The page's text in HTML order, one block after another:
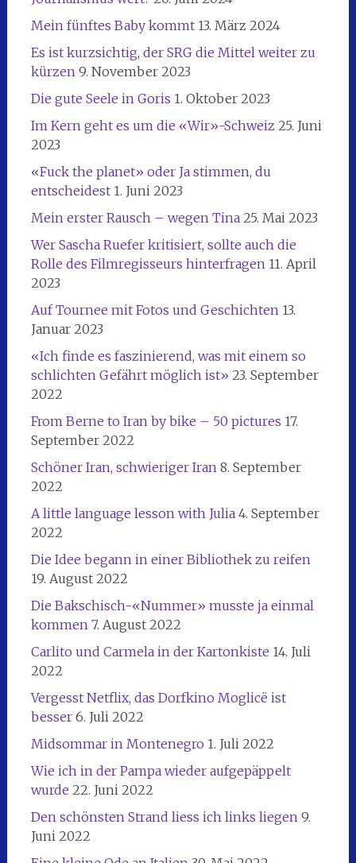
Mein fünftes Baby kommt 13. März 2024
Es ist kurzsichtig, der SRG die Mittel weiter zu
kürzen 9. November 2023
Die gute Seele in Goris 1. Oktober 2023
Im Kern geht es um die «Wir»-Schweiz 25. Juni
2023
«Fuck the planet» oder Ja stimmen, du
entscheidest 1. Juni 2023
Mein erster Rausch – wegen Tina 25. Mai 2023
Wer Sascha Ruefer kritisiert, sollte auch die
Rolle des Filmregisseurs hinterfragen 11. April
2023
Auf Tournee mit Fotos und Geschichten 13.
Januar 2023
«Ich finde es faszinierend, was mit einem so
schlichten Gefährt möglich ist» 23. September
2022
From Berne to Iran by bike – 50 pictures 17.
September 2022
Schöner Iran, schwieriger Iran 8. September
2022
A little language lesson with Julia 4. September
2022
Die Idee begann in einer Bibliothek zu reifen
19. August 2022
Die Bakschisch-«Nummer» musste ja einmal
kommen 7. August 2022
Carlito und Carmela in der Kartonkiste 14. Juli
2022
Vergesst Netflix, das Dorfkino Moglicë ist
besser 6. Juli 2022
Midsommar in Montenegro 1. Juli 2022
Wie ich in der Pampa wieder aufgepäppelt
wurde 22. Juni 2022
Den schönsten Strand liess ich links liegen 9.
Juni 2022